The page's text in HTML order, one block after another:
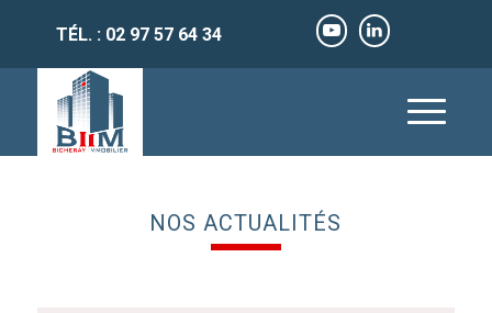
TÉL. : 02 97 57 64 34
NOS ACTUALITÉS